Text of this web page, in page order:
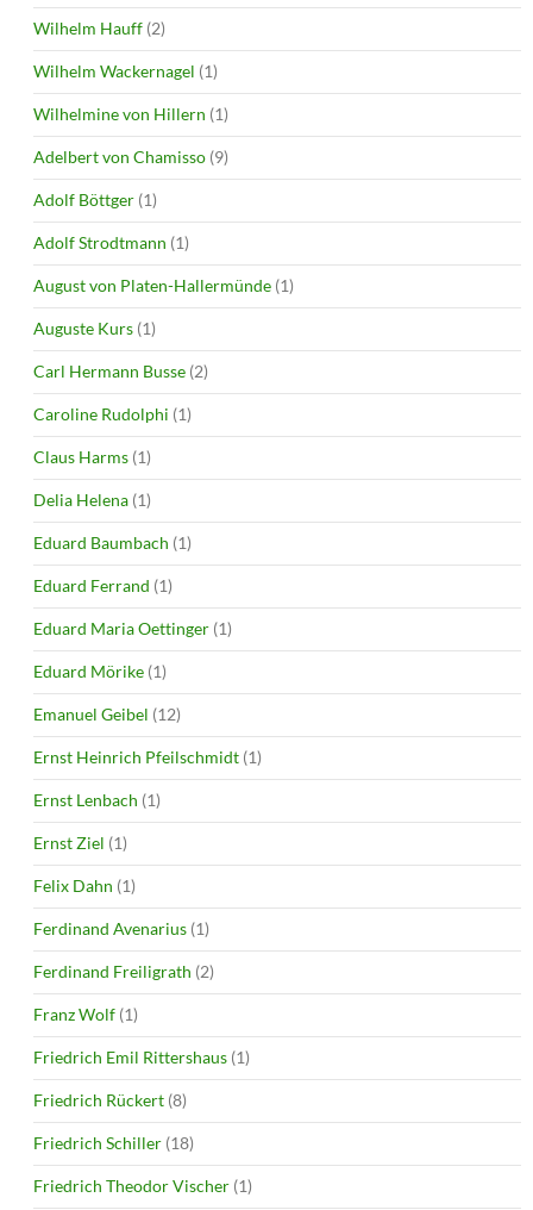
Wilhelm Hauff (2)
Wilhelm Wackernagel (1)
Wilhelmine von Hillern (1)
Adelbert von Chamisso (9)
Adolf Böttger (1)
Adolf Strodtmann (1)
August von Platen-Hallermünde (1)
Auguste Kurs (1)
Carl Hermann Busse (2)
Caroline Rudolphi (1)
Claus Harms (1)
Delia Helena (1)
Eduard Baumbach (1)
Eduard Ferrand (1)
Eduard Maria Oettinger (1)
Eduard Mörike (1)
Emanuel Geibel (12)
Ernst Heinrich Pfeilschmidt (1)
Ernst Lenbach (1)
Ernst Ziel (1)
Felix Dahn (1)
Ferdinand Avenarius (1)
Ferdinand Freiligrath (2)
Franz Wolf (1)
Friedrich Emil Rittershaus (1)
Friedrich Rückert (8)
Friedrich Schiller (18)
Friedrich Theodor Vischer (1)